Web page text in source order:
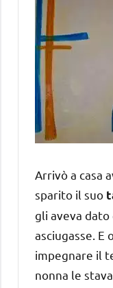
Arrivò a casa
sparito il suo
gli aveva dato
asciugasse. E
impegnare il
nonna le